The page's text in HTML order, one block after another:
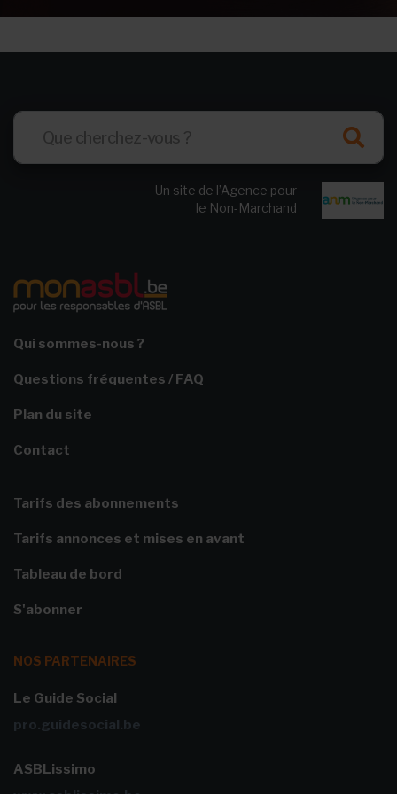
Un site de l’Agence pour
le Non-Marchand
Qui sommes-nous ?
Questions fréquentes / FAQ
Plan du site
Contact
Tarifs des abonnements
Tarifs annonces et mises en avant
Tableau de bord
S'abonner
NOS PARTENAIRES
Le Guide Social
pro.guidesocial.be
ASBLissimo